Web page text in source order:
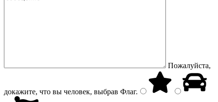
Пожалуйста,
докажите, что вы человек, выбрав Флаг.